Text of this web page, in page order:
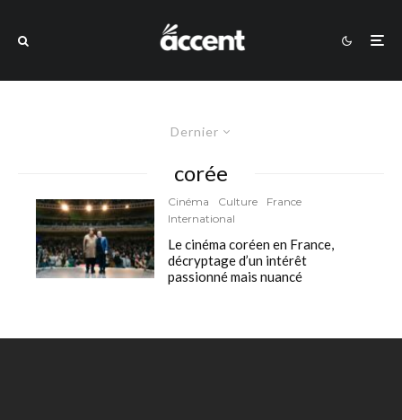
Dernier
corée
Cinéma Culture
France
International
Le cinéma coréen en France,
décryptage d’un intérêt
passionné mais nuancé